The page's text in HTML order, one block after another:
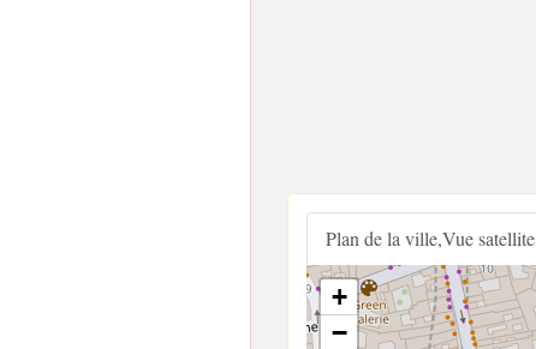
Plan de la ville,Vue satellite
+
−